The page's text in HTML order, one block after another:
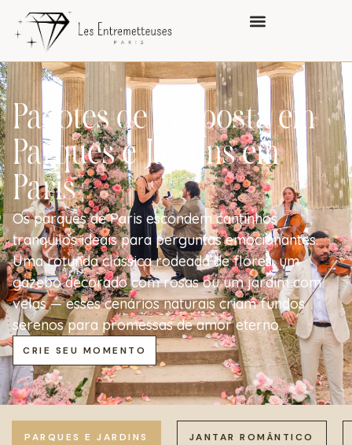
conteúdo
Pacotes de Proposta em
Parques e Jardins em
Paris
Os parques de Paris escondem cantinhos
tranquilos ideais para perguntas emocionantes.
Uma rotunda clássica rodeada de flores, um
gazebo decorado com rosas ou um jardim com
velas — esses cenários naturais criam fundos
serenos para promessas de amor eterno.
CRIE SEU MOMENTO
PARQUES E JARDINS JANTAR ROMÂNTICO